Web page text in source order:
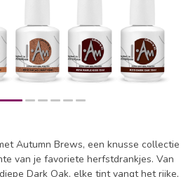
Autumn Brews, een knusse collectie
van je favoriete herfstdrankjes. Van
Dark Oak, elke tint vangt het rijke,